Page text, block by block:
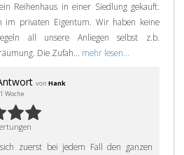
Reihenhaus in einer Siedlung gekauft.
im privaten Eigentum. Wir haben keine
all unsere Anliegen selbst z.b.
Die Zufah... mehr lesen...
von Hank
Woche
zuerst bei jedem Fall den ganzen